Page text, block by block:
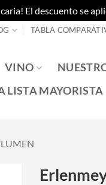
El descuento se
TABLA
VINO
LISTA MAYORISTA